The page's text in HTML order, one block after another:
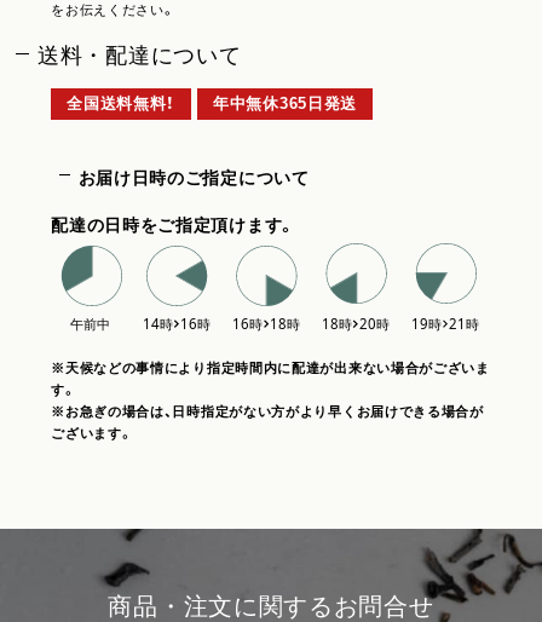
をお伝えください。
送料・配達について
全国送料無料！ 年中無休365日発送
お届け日時のご指定について
配達の日時をご指定頂けます。
※天候などの事情により指定時間内に配達が出来ない場合がございま
す。
※お急ぎの場合は、日時指定がない方がより早くお届けできる場合が
ございます。
商品・注文に関するお問合せ